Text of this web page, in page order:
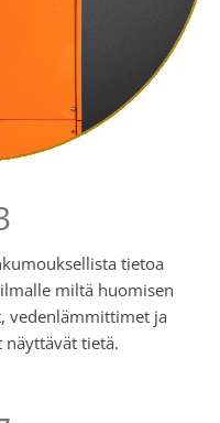
tietoa
miltä huomisen
vedenlämmittimet ja
tietä.